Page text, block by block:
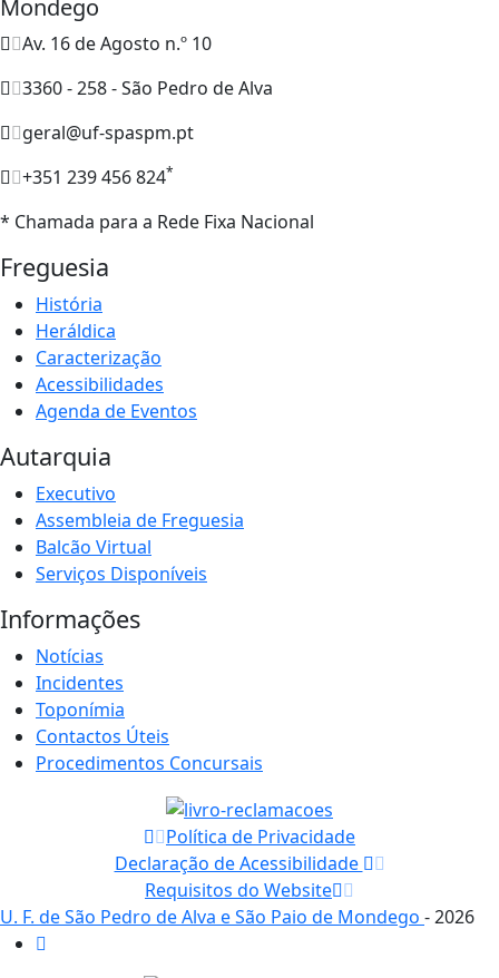
Mondego
Av. 16 de Agosto n.º 10
3360 - 258 - São Pedro de Alva
geral@uf-spaspm.pt
+351 239 456 824*
* Chamada para a Rede Fixa Nacional
Freguesia
História
Heráldica
Caracterização
Acessibilidades
Agenda de Eventos
Autarquia
Executivo
Assembleia de Freguesia
Balcão Virtual
Serviços Disponíveis
Informações
Notícias
Incidentes
Toponímia
Contactos Úteis
Procedimentos Concursais
Política de Privacidade
Declaração de Acessibilidade
Requisitos do Website
U. F. de São Pedro de Alva e São Paio de Mondego - 2026